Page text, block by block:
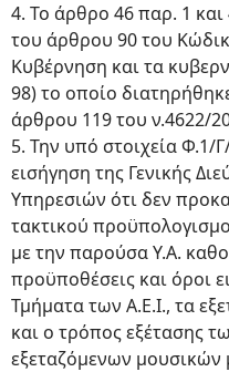
4. Το άρθρο 46 παρ. 1
του άρθρου 90 του
Κυβέρνηση και τα
98) το οποίο
άρθρου 119 του ν.4622/
5. Την υπό στοιχεία Φ.1/
εισήγηση της Γενικής
Υπηρεσιών ότι δεν
τακτικού
με την παρούσα Υ.Α.
προϋποθέσεις και όροι
Τμήματα των Α.Ε.Ι., τα
και ο τρόπος εξέτασης
εξεταζόμενων